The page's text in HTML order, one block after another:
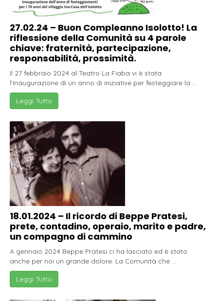
27.02.24 – Buon Compleanno Isolotto! La
riflessione della Comunità su 4 parole
chiave: fraternità, partecipazione,
responsabilità, prossimità.
Il 27 febbraio 2024 al Teatro La Fiaba vi è stata
l'inaugurazione di un anno di iniziative per festeggiare la ...
Leggi Tutto
18.01.2024 – Il ricordo di Beppe Pratesi,
prete, contadino, operaio, marito e padre,
un compagno di cammino
A gennaio 2024 Beppe Pratesi ci ha lasciato ed è stato
anche per noi un grande dolore. La Comunità che ...
Leggi Tutto